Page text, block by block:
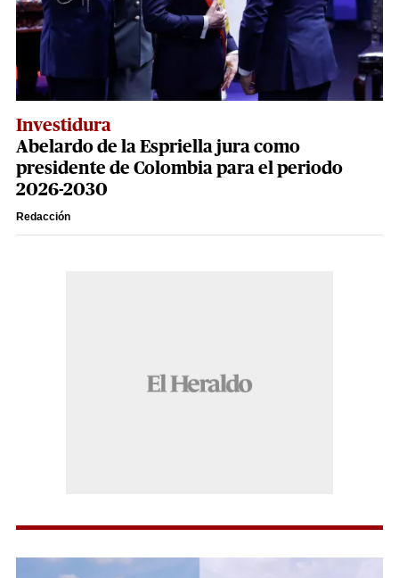
Investidura
Abelardo de la Espriella jura como
presidente de Colombia para el periodo
2026-2030
Redacción